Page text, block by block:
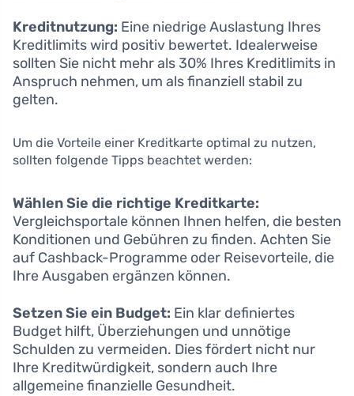
Kreditnutzung: Eine niedrige Auslastung Ihres
Kreditlimits wird positiv bewertet. Idealerweise
sollten Sie nicht mehr als 30% Ihres Kreditlimits in
Anspruch nehmen, um als finanziell stabil zu
gelten.
Um die Vorteile einer Kreditkarte optimal zu nutzen,
sollten folgende Tipps beachtet werden:
Wählen Sie die richtige Kreditkarte:
Vergleichsportale können Ihnen helfen, die besten
Konditionen und Gebühren zu finden. Achten Sie
auf Cashback-Programme oder Reisevorteile, die
Ihre Ausgaben ergänzen können.
Setzen Sie ein Budget: Ein klar definiertes
Budget hilft, Überziehungen und unnötige
Schulden zu vermeiden. Dies fördert nicht nur
Ihre Kreditwürdigkeit, sondern auch Ihre
allgemeine finanzielle Gesundheit.